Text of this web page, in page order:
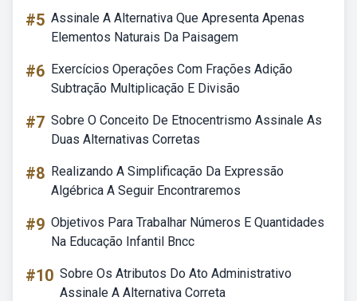
#5 Assinale A Alternativa Que Apresenta Apenas
Elementos Naturais Da Paisagem
#6 Exercícios Operações Com Frações Adição
Subtração Multiplicação E Divisão
#7 Sobre O Conceito De Etnocentrismo Assinale As
Duas Alternativas Corretas
#8 Realizando A Simplificação Da Expressão
Algébrica A Seguir Encontraremos
#9 Objetivos Para Trabalhar Números E Quantidades
Na Educação Infantil Bncc
#10 Sobre Os Atributos Do Ato Administrativo
Assinale A Alternativa Correta